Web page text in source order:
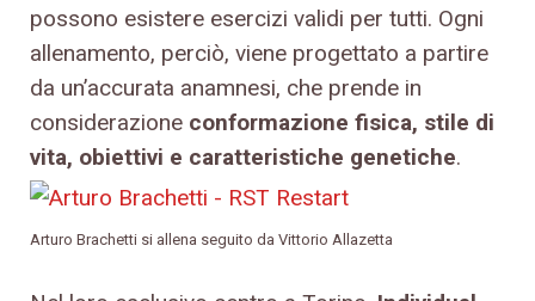
possono esistere esercizi validi per tutti. Ogni
allenamento, perciò, viene progettato a partire
da un’accurata anamnesi, che prende in
considerazione conformazione fisica, stile di
vita, obiettivi e caratteristiche genetiche.
Arturo Brachetti si allena seguito da Vittorio Allazetta